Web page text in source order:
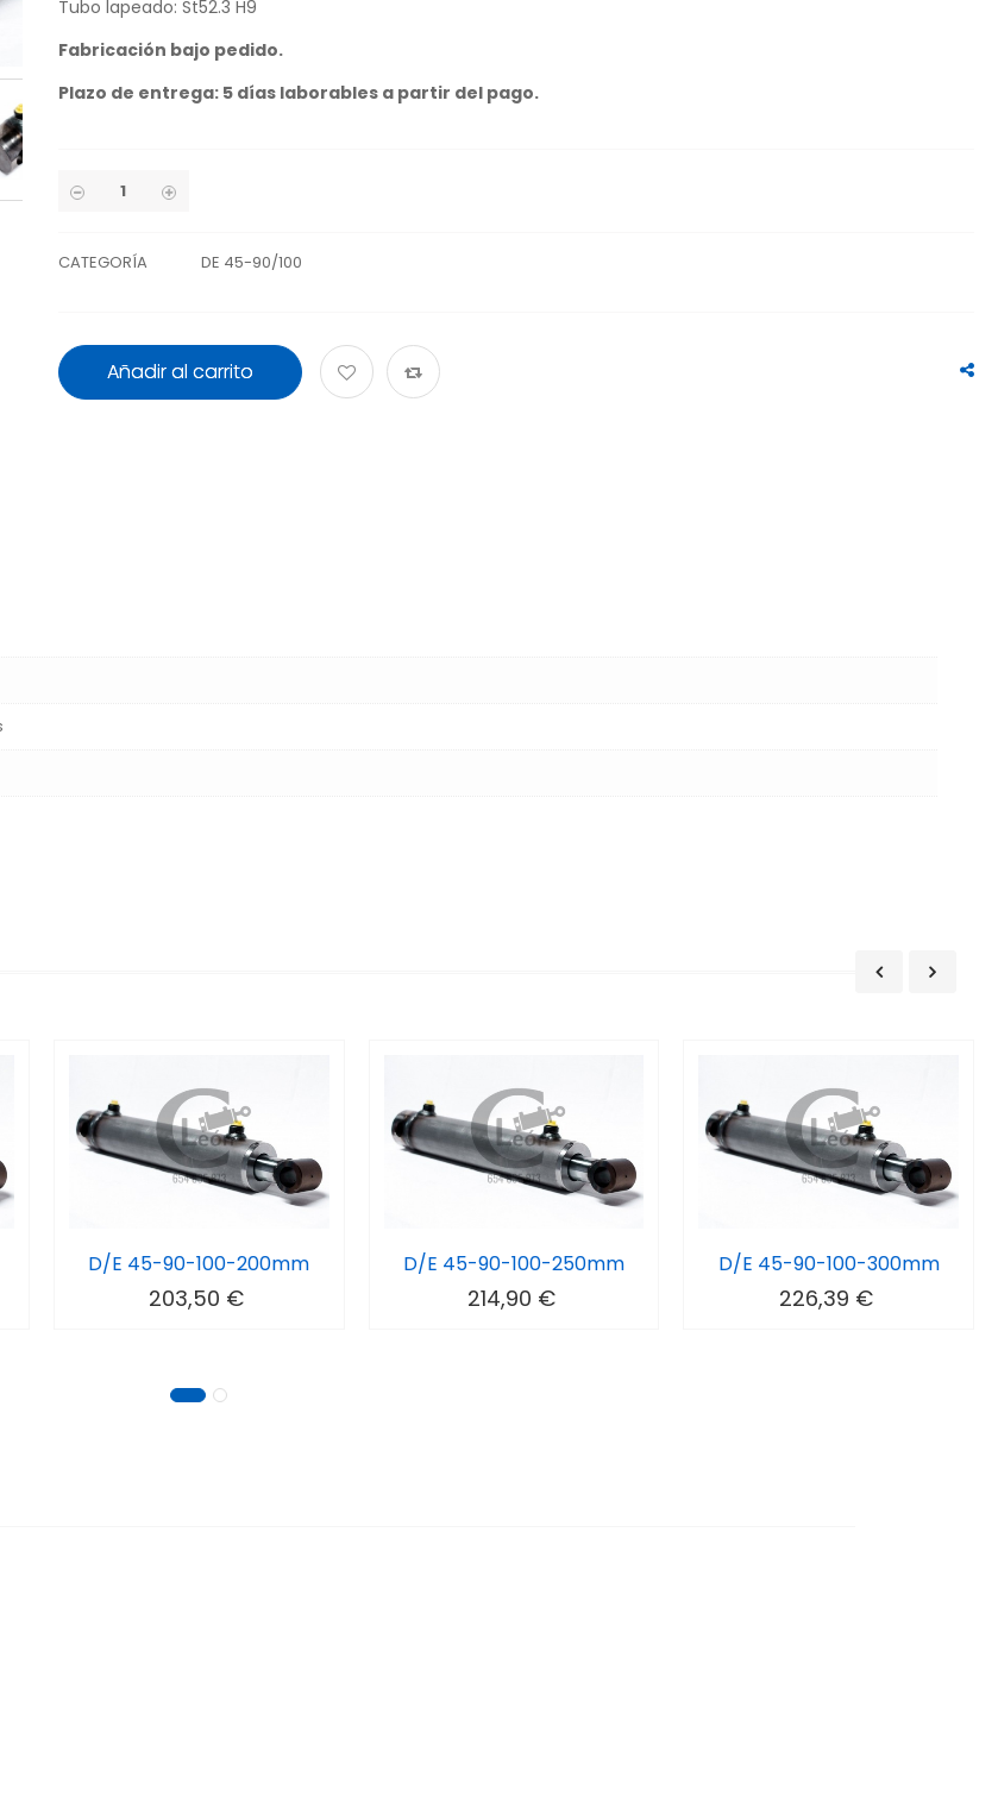
Tubo lapeado: St52.3 H9
Fabricación bajo pedido.
Plazo de entrega: 5 días laborables a partir del pago.
CATEGORÍA DE 45-90/100
Añadir al carrito
D/E 45-90-100-200mm
203,50 €
D/E 45-90-100-250mm
214,90 €
D/E 45-90-100-300mm
226,39 €